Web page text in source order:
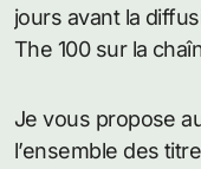
jours avant la
The 100 sur la
Je vous propose
l’ensemble des